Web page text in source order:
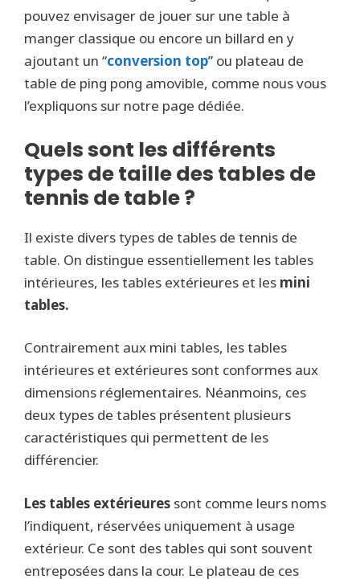
pouvez envisager de jouer sur une table à
manger classique ou encore un billard en y
ajoutant un “conversion top” ou plateau de
table de ping pong amovible, comme nous vous
l’expliquons sur notre page dédiée.
Quels sont les différents
types de taille des tables de
tennis de table ?
Il existe divers types de tables de tennis de
table. On distingue essentiellement les tables
intérieures, les tables extérieures et les mini
tables.
Contrairement aux mini tables, les tables
intérieures et extérieures sont conformes aux
dimensions réglementaires. Néanmoins, ces
deux types de tables présentent plusieurs
caractéristiques qui permettent de les
différencier.
Les tables extérieures sont comme leurs noms
l’indiquent, réservées uniquement à usage
extérieur. Ce sont des tables qui sont souvent
entreposées dans la cour. Le plateau de ces